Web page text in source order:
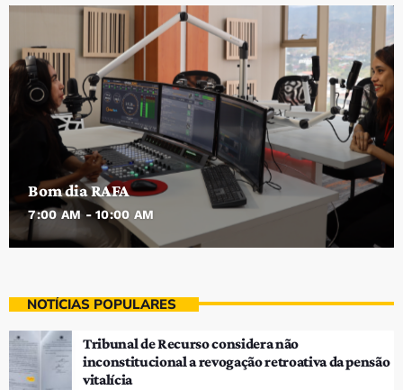
Bom dia RAFA
7:00 AM - 10:00 AM
NOTÍCIAS POPULARES
Tribunal de Recurso considera não
inconstitucional a revogação retroativa da pensão
vitalícia